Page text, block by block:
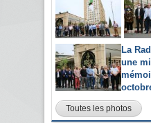
La
une
Toutes les photos